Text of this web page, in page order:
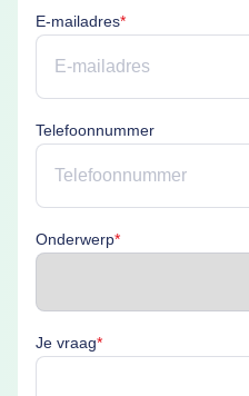
E-mailadres*E-mailadres is
Telefoonnummer
Onderwerp*Onderwerp is
Je vraag*Je vraag is verplicht